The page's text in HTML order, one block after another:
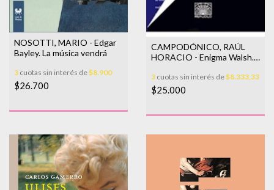
NOSOTTI, MARIO - Edgar
Bayley. La música vendrá
3 cuotas sin interés de$8.900
$26.700
CAMPODÓNICO, RAÚL
HORACIO - Enigma Walsh.
3 cuotas sin interés de$8.333,33
$25.000